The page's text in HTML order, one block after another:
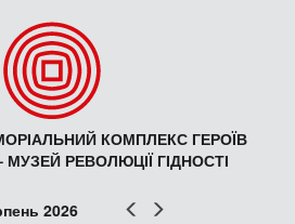
КОМПЛЕКС ГЕРОЇВ
МУЗЕЙ РЕВОЛЮЦІЇ ГІДНОСТІ
Попер
2026